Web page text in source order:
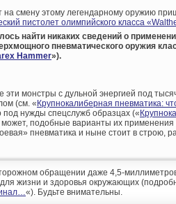
на смену этому легендарному оружию
пистолет олимпийского класса
найти никаких сведений о
пневматического оружия
Hammer»).
эти монстры с дульной энергией под
(см. « Крупнокалиберная пневматика:
нужды спецслужб образцах («
может, подобные варианты их
пневматика и ныне стоит в строю,
обращении даже 4,5-
для жизни и здоровья окружающих
«). Будьте внимательны.